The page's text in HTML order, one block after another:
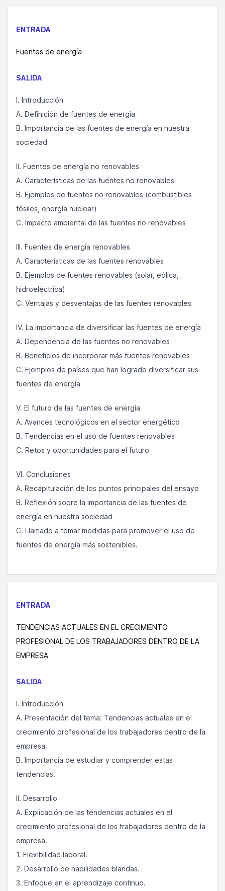
ENTRADA
Fuentes de energía
SALIDA
I. Introducción
A. Definición de fuentes de energía
B. Importancia de las fuentes de energía en nuestra
sociedad
II. Fuentes de energía no renovables
A. Características de las fuentes no renovables
B. Ejemplos de fuentes no renovables (combustibles
fósiles, energía nuclear)
C. Impacto ambiental de las fuentes no renovables
III. Fuentes de energía renovables
A. Características de las fuentes renovables
B. Ejemplos de fuentes renovables (solar, eólica,
hidroeléctrica)
C. Ventajas y desventajas de las fuentes renovables
IV. La importancia de diversificar las fuentes de energía
A. Dependencia de las fuentes no renovables
B. Beneficios de incorporar más fuentes renovables
C. Ejemplos de países que han logrado diversificar sus
fuentes de energía
V. El futuro de las fuentes de energía
A. Avances tecnológicos en el sector energético
B. Tendencias en el uso de fuentes renovables
C. Retos y oportunidades para el futuro
VI. Conclusiones
A. Recapitulación de los puntos principales del ensayo
B. Reflexión sobre la importancia de las fuentes de
energía en nuestra sociedad
C. Llamado a tomar medidas para promover el uso de
fuentes de energía más sostenibles.
ENTRADA
TENDENCIAS ACTUALES EN EL CRECIMIENTO
PROFESIONAL DE LOS TRABAJADORES DENTRO DE LA
EMPRESA
SALIDA
I. Introducción
A. Presentación del tema: Tendencias actuales en el
crecimiento profesional de los trabajadores dentro de la
empresa.
B. Importancia de estudiar y comprender estas
tendencias.
II. Desarrollo
A. Explicación de las tendencias actuales en el
crecimiento profesional de los trabajadores dentro de la
empresa.
1. Flexibilidad laboral.
2. Desarrollo de habilidades blandas.
3. Enfoque en el aprendizaje continuo.